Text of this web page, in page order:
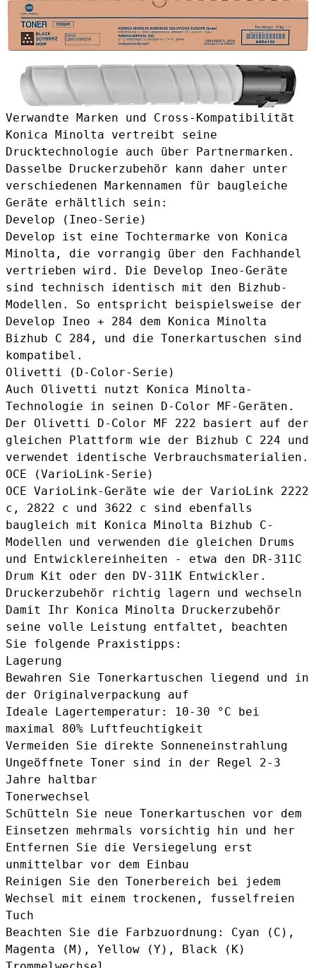
Verwandte Marken und Cross-Kompatibilität
Konica Minolta vertreibt seine
Drucktechnologie auch über Partnermarken.
Dasselbe Druckerzubehör kann daher unter
verschiedenen Markennamen für baugleiche
Geräte erhältlich sein:
Develop (Ineo-Serie)
Develop ist eine Tochtermarke von Konica
Minolta, die vorrangig über den Fachhandel
vertrieben wird. Die Develop Ineo-Geräte
sind technisch identisch mit den Bizhub-
Modellen. So entspricht beispielsweise der
Develop Ineo + 284 dem Konica Minolta
Bizhub C 284, und die Tonerkartuschen sind
kompatibel.
Olivetti (D-Color-Serie)
Auch Olivetti nutzt Konica Minolta-
Technologie in seinen D-Color MF-Geräten.
Der Olivetti D-Color MF 222 basiert auf der
gleichen Plattform wie der Bizhub C 224 und
verwendet identische Verbrauchsmaterialien.
OCE (VarioLink-Serie)
OCE VarioLink-Geräte wie der VarioLink 2222
c, 2822 c und 3622 c sind ebenfalls
baugleich mit Konica Minolta Bizhub C-
Modellen und verwenden die gleichen Drums
und Entwicklereinheiten - etwa den DR-311C
Drum Kit
oder den DV-311K Entwickler .
Druckerzubehör richtig lagern und wechseln
Damit Ihr Konica Minolta Druckerzubehör
seine volle Leistung entfaltet, beachten
Sie folgende Praxistipps:
Lagerung
Bewahren Sie Tonerkartuschen liegend und in
der Originalverpackung auf
Ideale Lagertemperatur: 10-30 °C bei
maximal 80% Luftfeuchtigkeit
Vermeiden Sie direkte Sonneneinstrahlung
Ungeöffnete Toner sind in der Regel 2-3
Jahre haltbar
Tonerwechsel
Schütteln Sie neue Tonerkartuschen vor dem
Einsetzen mehrmals vorsichtig hin und her
Entfernen Sie die Versiegelung erst
unmittelbar vor dem Einbau
Reinigen Sie den Tonerbereich bei jedem
Wechsel mit einem trockenen, fusselfreien
Tuch
Beachten Sie die Farbzuordnung: Cyan (C),
Magenta (M), Yellow (Y), Black (K)